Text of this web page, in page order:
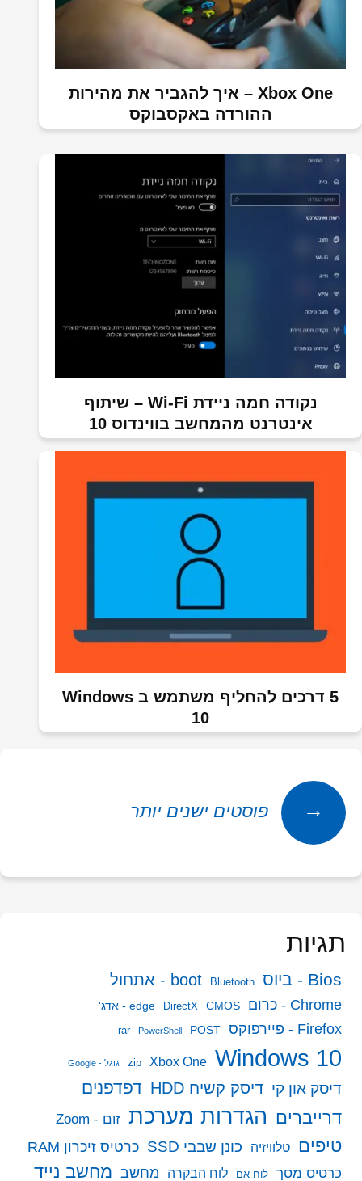
Xbox One – איך להגביר את מהירות
ההורדה באקסבוקס
נקודה חמה ניידת Wi-Fi – שיתוף
אינטרנט מהמחשב בווינדוס 10
5 דרכים להחליף משתמש ב Windows
10
ניווט
בין
→ פוסטים ישנים יותר
תגיות
Bios - ביוס Bluetooth boot - אתחול
Chrome - כרום CMOS
DirectX edge - אדג'
Firefox - פיירפוקס POST
PowerShell
rar
Windows 10
Xbox One
zip גוגל - Google
דיסק און קי דיסק קשיח HDD דפדפנים
דרייברים הגדרות מערכת זום - Zoom
טיפים טלוויזיה כונן שבבי SSD כרטיס זיכרון RAM
כרטיס מסך לוח אם לוח הבקרה מחשב מחשב נייד